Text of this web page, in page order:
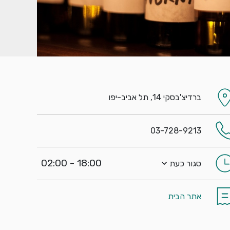
ברדיצ'בסקי 14, תל אביב-יפו
03-728-9213
סגור כעת 18:00 - 02:00
אתר הבית